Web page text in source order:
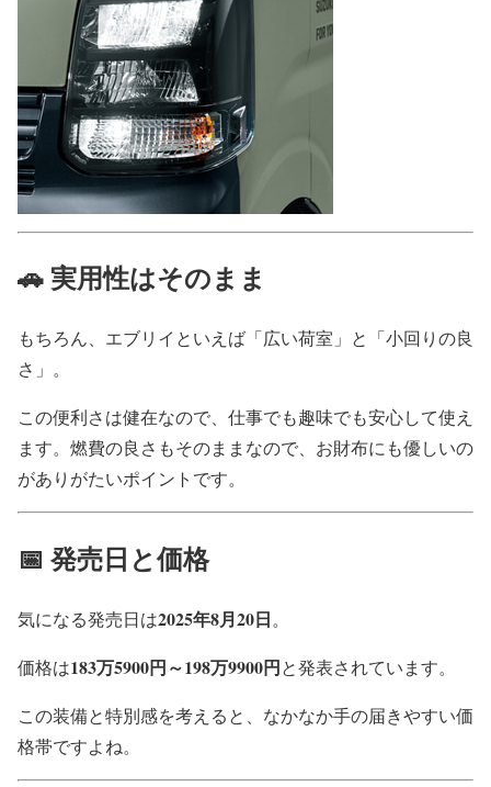
🚗 実用性はそのまま
もちろん、エブリイといえば「広い荷室」と「小回りの良
さ」。
この便利さは健在なので、仕事でも趣味でも安心して使え
ます。燃費の良さもそのままなので、お財布にも優しいの
がありがたいポイントです。
📅 発売日と価格
気になる発売日は2025年8月20日。
価格は183万5900円～198万9900円と発表されています。
この装備と特別感を考えると、なかなか手の届きやすい価
格帯ですよね。